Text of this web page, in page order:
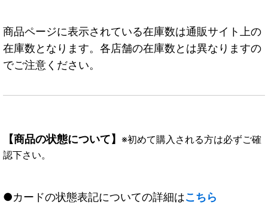
商品ページに表示されている在庫数は通販サイト上の
在庫数となります。各店舗の在庫数とは異なりますの
でご注意ください。
【商品の状態について】 ※初めて購入される方は必ずご確
認下さい。
●カードの状態表記についての詳細はこちら